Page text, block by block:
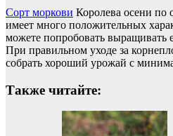
Сорт моркови Королева осени по
имеет много положительных
можете попробовать выращивать
При правильном уходе за
собрать хороший урожай с
Также читайте: